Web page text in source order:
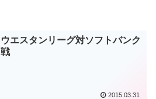
ウエスタンリーグ対ソフトバンク
戦
2015.03.31